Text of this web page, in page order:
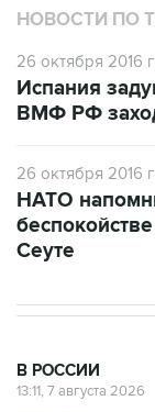
НОВОСТИ ПО
26 октября 2016
Испания
ВМФ РФ
26 октября 2016
НАТО
Сеуте
В РОССИИ
13:11, 7 августа 2026